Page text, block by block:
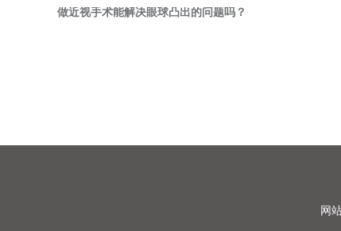
做近视手术能解决眼球凸出的问题吗？
网